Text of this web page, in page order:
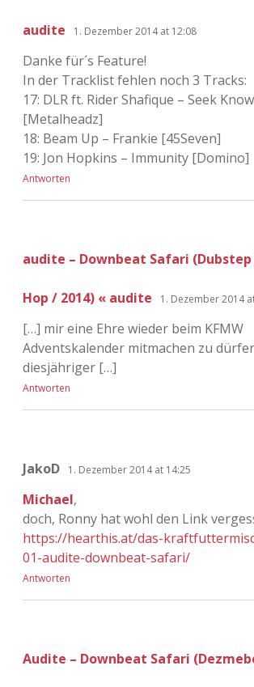
audite 1. Dezember 2014 at 12:08
Danke für´s Feature!
In der Tracklist fehlen noch 3 Tracks:
17: DLR ft. Rider Shafique – Seek
[Metalheadz]
18: Beam Up – Frankie [45Seven]
19: Jon Hopkins – Immunity [Domino]
Antworten
audite – Downbeat Safari (Dubstep
Hop / 2014) « audite 1. Dezember 2014
[…] mir eine Ehre wieder beim KFMW
Adventskalender mitmachen zu
diesjähriger […]
Antworten
JakoD 1. Dezember 2014 at 14:25
Michael,
doch, Ronny hat wohl den Link
https://hearthis.at/das-
01-audite-downbeat-safari/
Antworten
Audite – Downbeat Safari